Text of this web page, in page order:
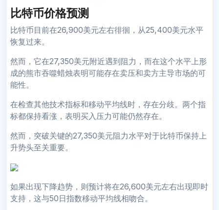
比特币价格预测
比特币目前在26,900美元左右徘徊，从25,400美元水平
恢复过来。
然而，它在27,350美元附近遇到阻力，而在这个水平上形
成的熊市吞噬蜡烛表明可能存在卖压和卖方主导市场的可
能性。
在检查其他技术指标和移动平均线时，存在分歧。两个指
标都保持看涨，表明买入压力可能仍然存在。
然而，突破关键的27,350美元阻力水平对于比特币保持上
升势头至关重要。
如果出现下降趋势，则预计将在26,600美元左右出现即时
支持，这与50日指数移动平均线相吻合。